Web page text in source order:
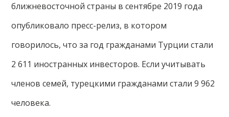
ближневосточной страны в сентябре 2019 года
опубликовало пресс-релиз, в котором
говорилось, что за год гражданами Турции стали
2 611 иностранных инвесторов. Если учитывать
членов семей, турецкими гражданами стали 9 962
человека.